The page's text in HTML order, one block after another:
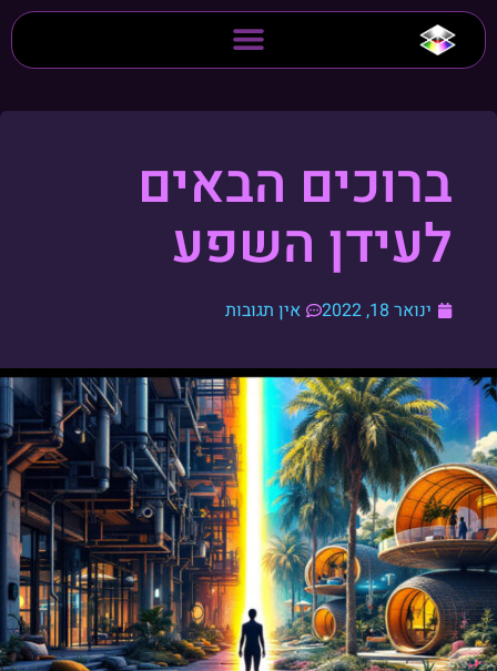
ברוכים הבאים
לעידן השפע
ינואר 18, 2022 אין תגובות